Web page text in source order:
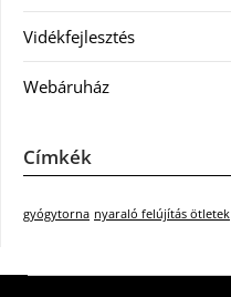
Vidékfejlesztés
Webáruház
Címkék
gyógytorna nyaraló felújítás ötletek